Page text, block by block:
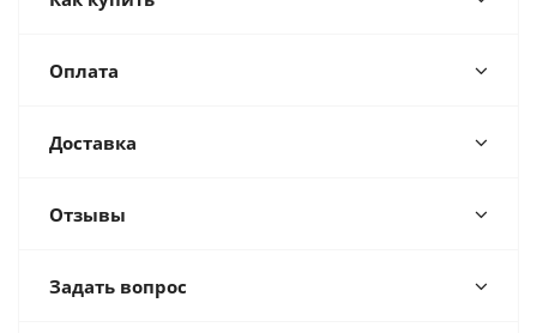
Оплата
Доставка
Отзывы
Задать вопрос